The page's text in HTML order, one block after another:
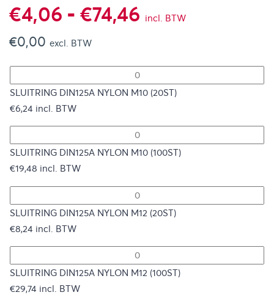
€4,06 - €74,46 Prijsklasse:
tot
incl. BTW
€0,00 excl. BTW
SLUITRING DIN125A NYLON M10 (20ST)
€6,24 incl. BTW
SLUITRING DIN125A NYLON M10 (100ST)
€19,48 incl. BTW
SLUITRING DIN125A NYLON M12 (20ST)
€8,24 incl. BTW
SLUITRING DIN125A NYLON M12 (100ST)
€29,74 incl. BTW